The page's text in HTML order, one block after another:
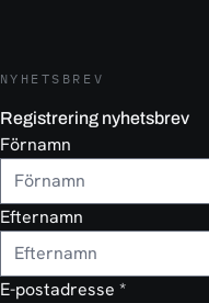
NYHETSBREV
Registrering nyhetsbrev
Förnamn
Efternamn
E-postadresse *